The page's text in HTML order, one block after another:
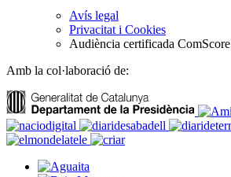
Avís legal
Privacitat i Cookies
Audiència certificada ComScore
Amb la col·laboració de: